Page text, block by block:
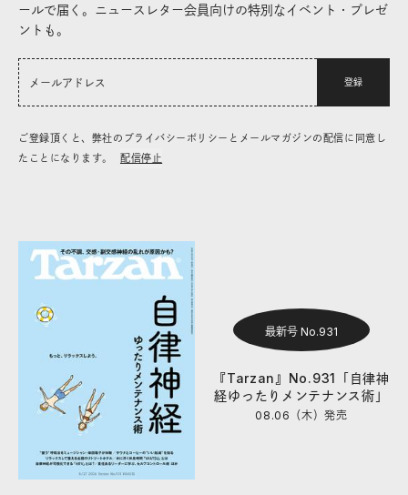
ールで届く。ニュースレター会員向けの特別なイベント・プレゼ
ントも。
登録
ご登録頂くと、弊社のプライバシーポリシーとメールマガジンの配信に同意し
たことになります。
配信停止
最新号 No.931
『Tarzan』No.931「自律神
経ゆったりメンテナンス術」
08.06（木）発売